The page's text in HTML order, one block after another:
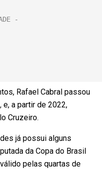
Rafael Cabral passou
e, a partir de 2022,
Cruzeiro.
já possui alguns
da Copa do Brasil
pelas quartas de